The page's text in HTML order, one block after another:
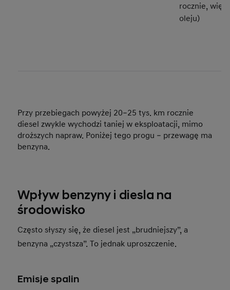
rocznie,
oleju)
Przy przebiegach powyżej 20–25 tys. km rocznie
diesel zwykle wychodzi taniej w eksploatacji, mimo
droższych napraw. Poniżej tego progu – przewagę ma
benzyna.
Wpływ benzyny i diesla na
środowisko
Często słyszy się, że diesel jest „brudniejszy”, a
benzyna „czystsza”. To jednak uproszczenie.
Emisje spalin